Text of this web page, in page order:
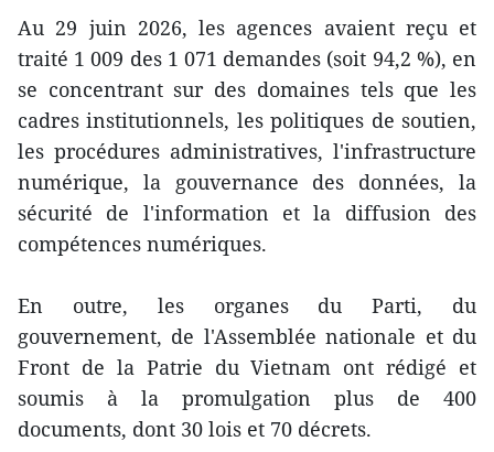
Au 29 juin 2026, les agences avaient reçu et
traité 1 009 des 1 071 demandes (soit 94,2 %), en
se concentrant sur des domaines tels que les
cadres institutionnels, les politiques de soutien,
les procédures administratives, l'infrastructure
numérique, la gouvernance des données, la
sécurité de l'information et la diffusion des
compétences numériques.
En outre, les organes du Parti, du
gouvernement, de l'Assemblée nationale et du
Front de la Patrie du Vietnam ont rédigé et
soumis à la promulgation plus de 400
documents, dont 30 lois et 70 décrets.